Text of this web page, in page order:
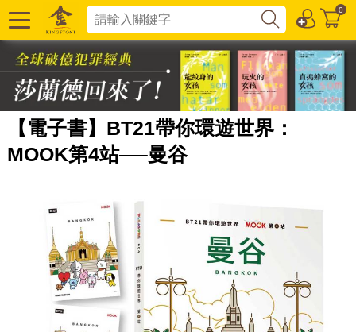
0
【電子書】BT21帶你環遊世界：
MOOK第4站──曼谷